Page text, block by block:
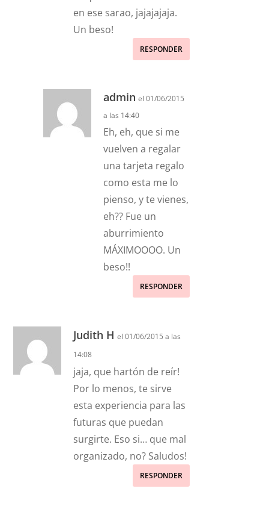
en ese sarao, jajajajaja.
Un beso!
RESPONDER
admin el 01/06/2015
a las 14:40
Eh, eh, que si me
vuelven a regalar
una tarjeta regalo
como esta me lo
pienso, y te vienes,
eh?? Fue un
aburrimiento
MÁXIMOOOO. Un
beso!!
RESPONDER
Judith H el 01/06/2015 a las
14:08
jaja, que hartón de reír!
Por lo menos, te sirve
esta experiencia para las
futuras que puedan
surgirte. Eso si… que mal
organizado, no? Saludos!
RESPONDER